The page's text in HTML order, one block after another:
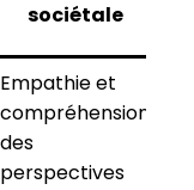
sociétale
Empathie et
compréhension
des
perspectives